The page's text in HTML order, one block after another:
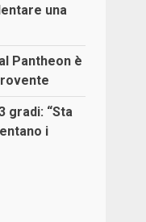
una
Pantheon è
gradi: “Sta
i